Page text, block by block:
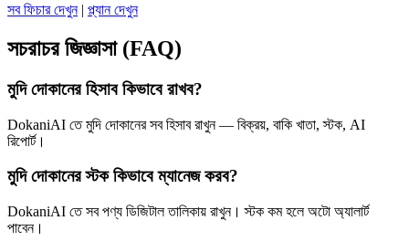
সব ফিচার দেখুন| প্ল্যান দেখুন
সচরাচর জিজ্ঞাসা (FAQ)
মুদি দোকানের হিসাব কিভাবে রাখব?
DokaniAI তে মুদি দোকানের সব হিসাব রাখুন — বিক্রয়, বাকি খাতা, স্টক, AI
রিপোর্ট।
মুদি দোকানের স্টক কিভাবে ম্যানেজ করব?
DokaniAI তে সব পণ্য ডিজিটাল তালিকায় রাখুন। স্টক কম হলে অটো অ্যালার্ট
পাবেন।